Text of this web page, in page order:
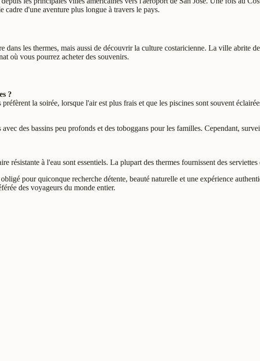
cadre d'une aventure plus longue à travers le pays.
les thermes, mais aussi de découvrir la culture costaricienne. La ville abrite
où vous pourrez acheter des souvenirs.
?
la soirée, lorsque l'air est plus frais et que les piscines sont souvent
des bassins peu profonds et des toboggans pour les familles. Cependant,
résistante à l'eau sont essentiels. La plupart des thermes fournissent des
pour quiconque recherche détente, beauté naturelle et une expérience
des voyageurs du monde entier.